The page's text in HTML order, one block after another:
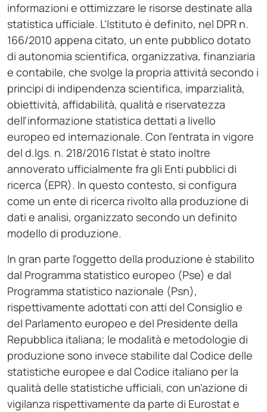
informazioni e ottimizzare le risorse destinate alla
statistica ufficiale. L'Istituto è definito, nel DPR n.
166/2010 appena citato, un ente pubblico dotato
di autonomia scientifica, organizzativa, finanziaria
e contabile, che svolge la propria attività secondo i
principi di indipendenza scientifica, imparzialità,
obiettività, affidabilità, qualità e riservatezza
dell'informazione statistica dettati a livello
europeo ed internazionale. Con l'entrata in vigore
del d.lgs. n. 218/2016 l'Istat è stato inoltre
annoverato ufficialmente fra gli Enti pubblici di
ricerca (EPR). In questo contesto, si configura
come un ente di ricerca rivolto alla produzione di
dati e analisi, organizzato secondo un definito
modello di produzione.
In gran parte l'oggetto della produzione è stabilito
dal Programma statistico europeo (Pse) e dal
Programma statistico nazionale (Psn),
rispettivamente adottati con atti del Consiglio e
del Parlamento europeo e del Presidente della
Repubblica italiana; le modalità e metodologie di
produzione sono invece stabilite dal Codice delle
statistiche europee e dal Codice italiano per la
qualità delle statistiche ufficiali, con un'azione di
vigilanza rispettivamente da parte di Eurostat e